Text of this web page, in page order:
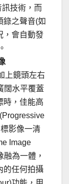
技術，而
錄之聲音(如
，會自動發
上鏡頭左右
闊水平覆蓋
時，佳能高
影像一清
Image
為一體，
的任何拍攝